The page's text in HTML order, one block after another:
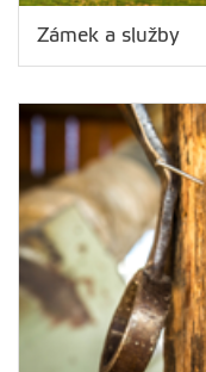
Zámek a služby